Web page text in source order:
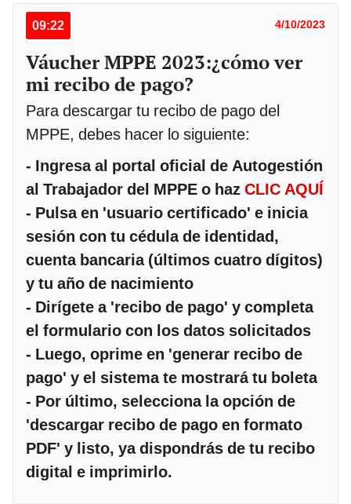
09:22 4/10/2023
Váucher MPPE 2023:¿cómo ver
mi recibo de pago?
Para descargar tu recibo de pago del
MPPE, debes hacer lo siguiente:
- Ingresa al portal oficial de Autogestión
al Trabajador del MPPE o haz CLIC AQUÍ
- Pulsa en 'usuario certificado' e inicia
sesión con tu cédula de identidad,
cuenta bancaria (últimos cuatro dígitos)
y tu año de nacimiento
- Dirígete a 'recibo de pago' y completa
el formulario con los datos solicitados
- Luego, oprime en 'generar recibo de
pago' y el sistema te mostrará tu boleta
- Por último, selecciona la opción de
'descargar recibo de pago en formato
PDF' y listo, ya dispondrás de tu recibo
digital e imprimirlo.